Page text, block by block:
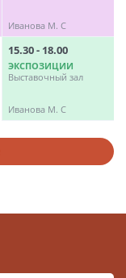
Иванова М. С
15.30 - 18.00
ЭКСПОЗИЦИИ
Выставочный зал
Иванова М. С